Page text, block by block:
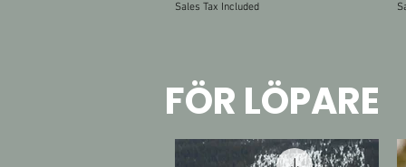
Sales Tax Included
FÖR LÖPARE